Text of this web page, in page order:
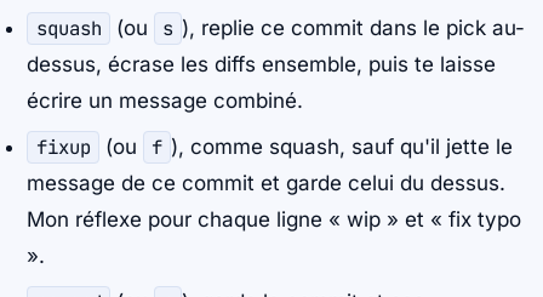
squash (ou s ), replie ce commit dans le pick au-
dessus, écrase les diffs ensemble, puis te laisse
écrire un message combiné.
fixup (ou f ), comme squash, sauf qu'il jette le
message de ce commit et garde celui du dessus.
Mon réflexe pour chaque ligne « wip » et « fix typo
».